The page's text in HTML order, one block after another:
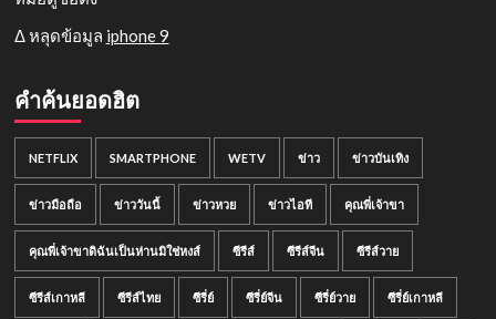
Δ หลุดข้อมูล iphone 9
คำค้นยอดฮิต
NETFLIX SMARTPHONE WETV ข่าว ข่าวบันเทิง
ข่าวมือถือ ข่าววันนี้ ข่าวหวย ข่าวไอที คุณพี่เจ้าขา
คุณพี่เจ้าขาดิฉันเป็นห่านมิใช่หงส์ ซีรีส์ ซีรีส์จีน ซีรีส์วาย
ซีรีส์เกาหลี ซีรีส์ไทย ซีรี่ย์ ซีรี่ย์จีน ซีรี่ย์วาย ซีรี่ย์เกาหลี